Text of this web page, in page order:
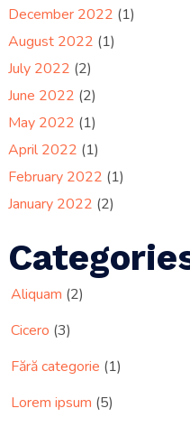
December 2022 (1)
August 2022 (1)
July 2022 (2)
June 2022 (2)
May 2022 (1)
April 2022 (1)
February 2022 (1)
January 2022 (2)
Aliquam (2)
Cicero (3)
Fără categorie (1)
Lorem ipsum (5)